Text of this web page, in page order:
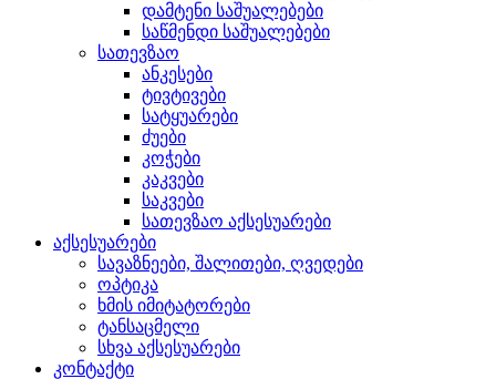
დამტენი საშუალებები
საწმენდი საშუალებები
სათევზაო
ანკესები
ტივტივები
სატყუარები
ძუები
კოჭები
კაკვები
საკვები
სათევზაო აქსესუარები
აქსესუარები
სავაზნეები, შალითები, ღვედები
ოპტიკა
ხმის იმიტატორები
ტანსაცმელი
სხვა აქსესუარები
კონტაქტი